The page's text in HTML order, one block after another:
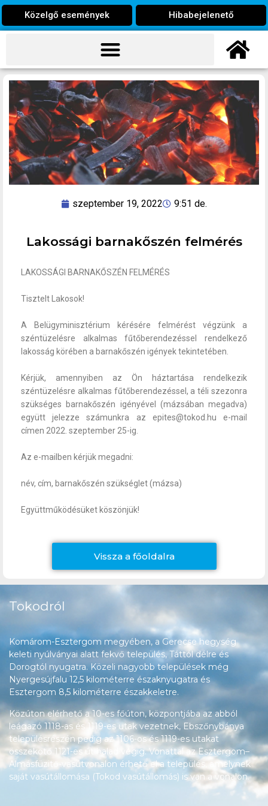
Közelgő események Hibabejelenető
szeptember 19, 2022 9:51 de.
Lakossági barnakőszén felmérés
LAKOSSÁGI BARNAKŐSZÉN FELMÉRÉS
Tisztelt Lakosok!
A Belügyminisztérium kérésére felmérést végzünk a
széntüzelésre alkalmas fűtőberendezéssel rendelkező
lakosság körében a barnakőszén igények tekintetében.
Kérjük, amennyiben az Ön háztartása rendelkezik
széntüzelésre alkalmas fűtőberendezéssel, a téli szezonra
szükséges barnakőszén igényével (mázsában megadva)
együtt jelezze számunkra az epites@tokod.hu e-mail
címen 2022. szeptember 25-ig.
Az e-mailben kérjük megadni:
név, cím, barnakőszén szükséglet (mázsa)
Együttműködésüket köszönjük!
Vissza a főoldalra
Tokodról
Komárom-Esztergom megyében, a Gerecse hegység
keleti nyúlványai alatt fekvő település, Táttól délre és
Dorogtól nyugatra. Közeli nagyobb települések még
Nyergesújfalu 12,5 kilométerre északnyugatra és
Esztergom 8,5 kilométerre északkeletre.
Közúton elérhető a 10-es főúton, központjába az abból
leágazó 1118-as és 1119-es utak vezetnek, Ebszőnybánya
településrészén pedig az 1106-os és 1119-es utakat
összekötő 1121-es út halad végig. Vonattal az Esztergom–
Almásfüzitő-vasútvonalon érhető el a település, amelynek
saját vasútállomása (Tokod vasútállomás) is van a vonalon.